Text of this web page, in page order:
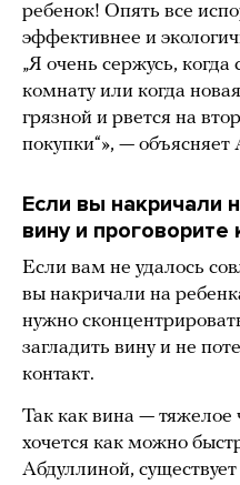
ребенок! Опять все
эффективнее и
„Я очень сержусь,
комнату или когда
грязной и рвется на
покупки“», —
Если вы накричали
вину и проговорите
Если вам не удалось
вы накричали на
нужно
загладить вину и не
контакт.
Так как вина — тяжелое
хочется как можно
Абдуллиной,